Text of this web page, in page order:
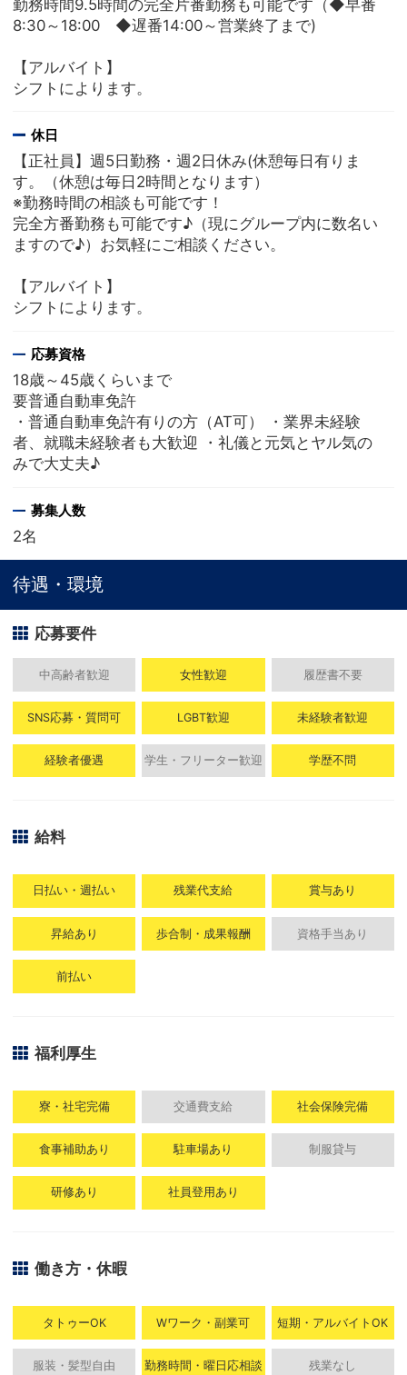
勤務時間9.5時間の完全片番勤務も可能です（◆早番
8:30～18:00 ◆遅番14:00～営業終了まで)
【アルバイト】
シフトによります。
休日
【正社員】週5日勤務・週2日休み(休憩毎日有りま
す。（休憩は毎日2時間となります）
※勤務時間の相談も可能です！
完全方番勤務も可能です♪（現にグループ内に数名い
ますので♪）お気軽にご相談ください。
【アルバイト】
シフトによります。
応募資格
18歳～45歳くらいまで
要普通自動車免許
・普通自動車免許有りの方（AT可） ・業界未経験
者、就職未経験者も大歓迎 ・礼儀と元気とヤル気の
みで大丈夫♪
募集人数
2名
待遇・環境
応募要件
中高齢者歓迎 女性歓迎 履歴書不要
SNS応募・質問可 LGBT歓迎 未経験者歓迎
経験者優遇 学生・フリーター歓迎 学歴不問
給料
日払い・週払い 残業代支給 賞与あり
昇給あり 歩合制・成果報酬 資格手当あり
前払い
福利厚生
寮・社宅完備 交通費支給 社会保険完備
食事補助あり 駐車場あり 制服貸与
研修あり 社員登用あり
働き方・休暇
タトゥーOK Wワーク・副業可 短期・アルバイトOK
服装・髪型自由 勤務時間・曜日応相談 残業なし